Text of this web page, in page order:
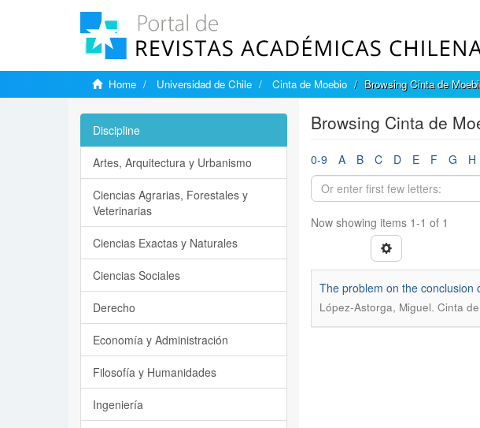
Home Universidad de Chile Cinta de Moebio Browsing Cinta de
Browsing Cinta de
0-9 A B C D E F G H
Now showing items 1-1 of 1
The problem on the conclusion
López-Astorga, Miguel. Cinta
Discipline
Artes, Arquitectura y Urbanismo
Ciencias Agrarias, Forestales y
Veterinarias
Ciencias Exactas y Naturales
Ciencias Sociales
Derecho
Economía y Administración
Filosofía y Humanidades
Ingeniería